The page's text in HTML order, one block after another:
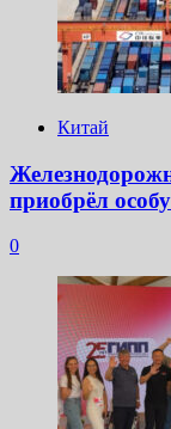
Китай
приобрёл
0